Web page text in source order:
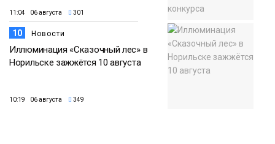
11:04 06 августа 301
10 Новости
Иллюминация «Сказочный лес» в
Норильске зажжётся 10 августа
10:19 06 августа 349